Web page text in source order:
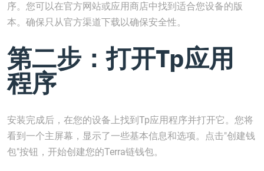
序。您可以在官方网站或应用商店中找到适合您设备的版
本。确保只从官方渠道下载以确保安全性。
第二步：打开Tp应用
程序
安装完成后，在您的设备上找到Tp应用程序并打开它。您将
看到一个主屏幕，显示了一些基本信息和选项。点击"创建钱
包"按钮，开始创建您的Terra链钱包。